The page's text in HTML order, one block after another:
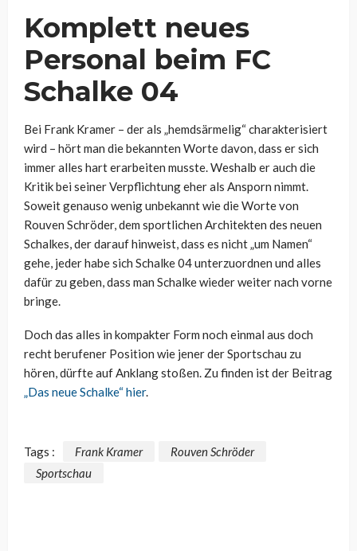
Komplett neues
Personal beim FC
Schalke 04
Bei Frank Kramer – der als „hemdsärmelig“ charakterisiert
wird – hört man die bekannten Worte davon, dass er sich
immer alles hart erarbeiten musste. Weshalb er auch die
Kritik bei seiner Verpflichtung eher als Ansporn nimmt.
Soweit genauso wenig unbekannt wie die Worte von
Rouven Schröder, dem sportlichen Architekten des neuen
Schalkes, der darauf hinweist, dass es nicht „um Namen“
gehe, jeder habe sich Schalke 04 unterzuordnen und alles
dafür zu geben, dass man Schalke wieder weiter nach vorne
bringe.
Doch das alles in kompakter Form noch einmal aus doch
recht berufener Position wie jener der Sportschau zu
hören, dürfte auf Anklang stoßen. Zu finden ist der Beitrag
„Das neue Schalke“ hier.
Tags : Frank Kramer
Rouven Schröder
Sportschau